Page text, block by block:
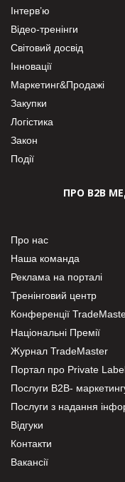
Інтерв’ю
Відео-тренінги
Світовий досвід
Інновації
Маркетинг&Продажі
Закупки
Логістика
Закон
Події
ПРО В2В
Про нас
Наша команда
Реклама на порталі
Тренінговий центр
Конференції
Національні Премії
Журнал TradeMaster
Портал про Private
Послуги В2В-
Послуги з надання
Відгуки
Контакти
Вакансії